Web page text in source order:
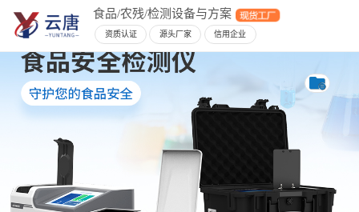
食品/农残/检测设备与方案
资质认证 源头厂家 信用企业